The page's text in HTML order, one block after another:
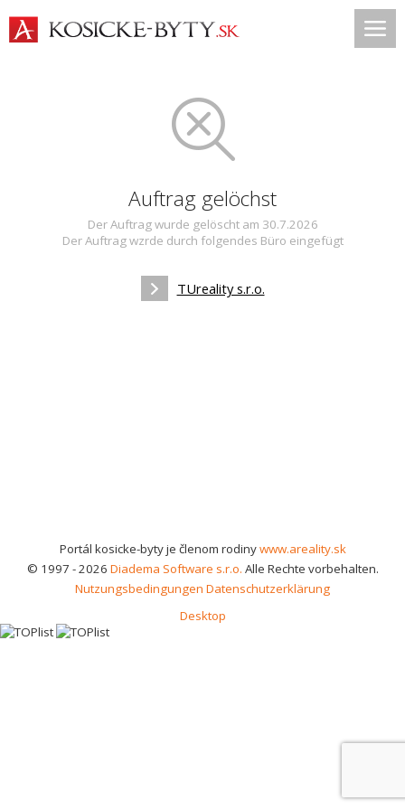
Auftrag gelöchst
Der Auftrag wurde gelöscht am 30.7.2026
Der Auftrag wzrde durch folgendes Büro eingefügt
TUreality s.r.o.
Portál kosicke-byty je členom rodinywww.areality.sk
© 1997 - 2026 Diadema Software s.r.o. Alle Rechte vorbehalten.
Nutzungsbedingungen Datenschutzerklärung
Desktop